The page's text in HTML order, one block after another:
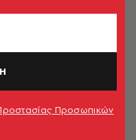
Προσωπικών